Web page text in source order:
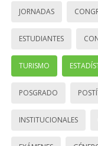
JORNADAS
ESTUDIANTES
TURISMO
POSGRADO
INSTITUCIONALES